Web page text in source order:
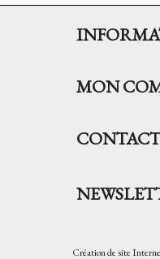
MON
CONTACT
Création de site